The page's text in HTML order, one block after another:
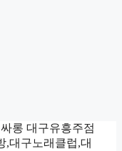
롱 대구유흥주점
,대구노래클럽,대